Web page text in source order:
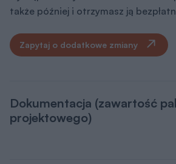
także później i otrzymasz ją
Zapytaj o dodatkowe zmiany
Dokumentacja (zawartość
projektowego)